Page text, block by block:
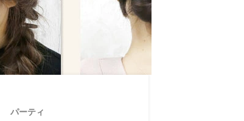
パーティ